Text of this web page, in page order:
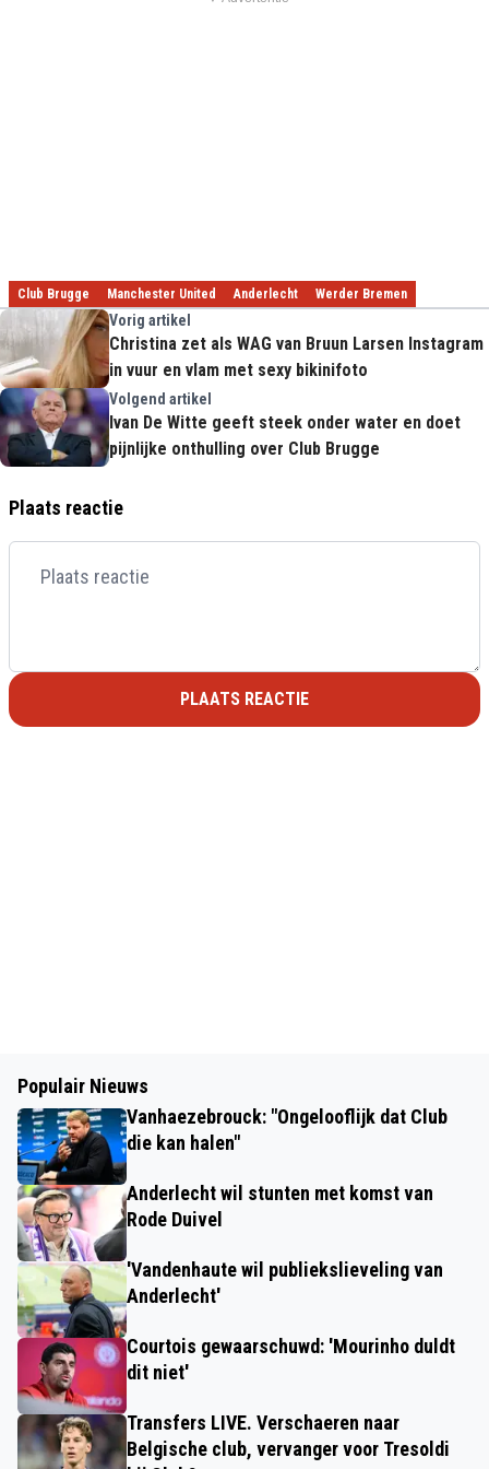
Club Brugge Manchester United Anderlecht Werder Bremen
Vorig artikel
Christina zet als WAG van Bruun Larsen Instagram
in vuur en vlam met sexy bikinifoto
Volgend artikel
Ivan De Witte geeft steek onder water en doet
pijnlijke onthulling over Club Brugge
Plaats reactie
PLAATS REACTIE
Populair Nieuws
Vanhaezebrouck: "Ongelooflijk dat Club
die kan halen"
Anderlecht wil stunten met komst van
Rode Duivel
'Vandenhaute wil publiekslieveling van
Anderlecht'
Courtois gewaarschuwd: 'Mourinho duldt
dit niet'
Transfers LIVE. Verschaeren naar
Belgische club, vervanger voor Tresoldi